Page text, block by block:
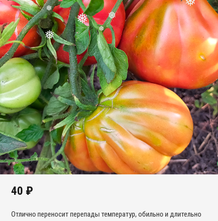
❅
❅
❅
❅
❅
❅
❅ ❅
❅
40 ₽
Отлично переносит перепады температур, обильно и длительно